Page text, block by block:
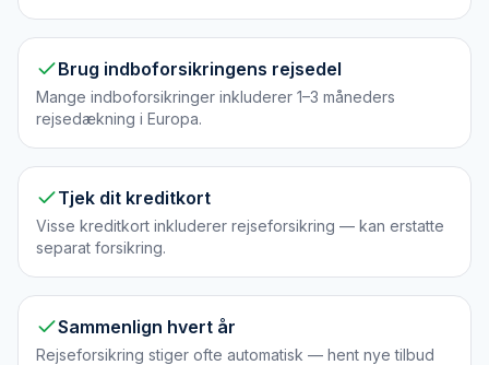
Brug indboforsikringens rejsedel
Mange indboforsikringer inkluderer 1–3 måneders
rejsedækning i Europa.
Tjek dit kreditkort
Visse kreditkort inkluderer rejseforsikring — kan erstatte
separat forsikring.
Sammenlign hvert år
Rejseforsikring stiger ofte automatisk — hent nye tilbud